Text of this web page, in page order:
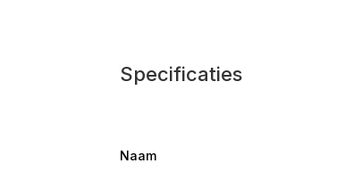
Specificaties
Naam